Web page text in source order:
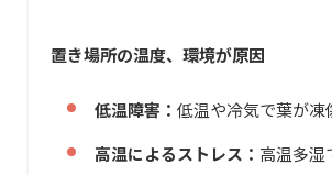
置き場所の温度、環境が原因
低温障害： 低温や冷気で葉が凍
高温によるストレス： 高温多湿